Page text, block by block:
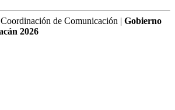
de Comunicación | Gobierno
2026